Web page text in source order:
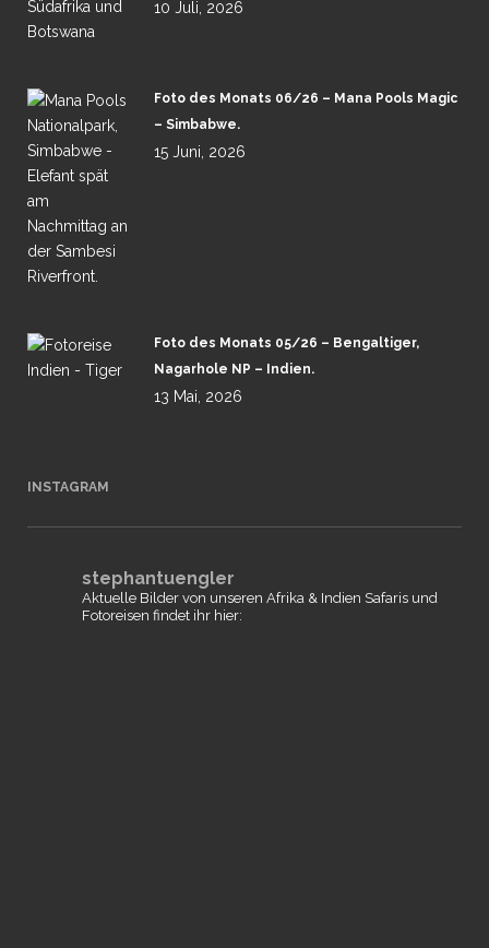
10 Juli, 2026
Foto des Monats 06/26 – Mana Pools Magic
– Simbabwe.
15 Juni, 2026
Foto des Monats 05/26 – Bengaltiger,
Nagarhole NP – Indien.
13 Mai, 2026
INSTAGRAM
stephantuengler
Aktuelle Bilder von unseren Afrika & Indien Safaris und
Fotoreisen findet ihr hier: